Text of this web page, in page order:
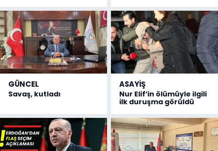
GÜNCEL
Savaş, kutladı
ASAYİŞ
Nur Elif’in ölümüyle ilgili
ilk duruşma görüldü